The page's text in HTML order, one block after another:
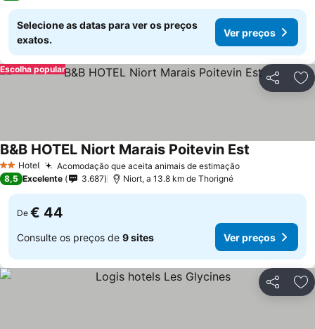
Selecione as datas para ver os preços
exatos.
Ver preços
Partilhar
Escolha popular
2 Estrelas
Hotel Acomodação que aceita animais de estimação
B&B HOTEL Niort Marais Poitevin Est
8,5 Excelente 3.687 Niort, a 13.8 km de Thorigné
De € 44
Consulte os preços de 9 sites Ver preços
Partilhar